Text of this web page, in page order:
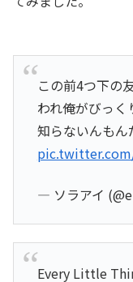
この前4つ下の
われ俺がびっく
知らないんもん
— ソラアイ
Every Little